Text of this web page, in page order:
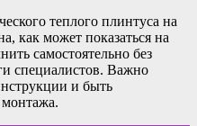
теплого плинтуса на
как может показаться на
самостоятельно без
специалистов. Важно
и быть